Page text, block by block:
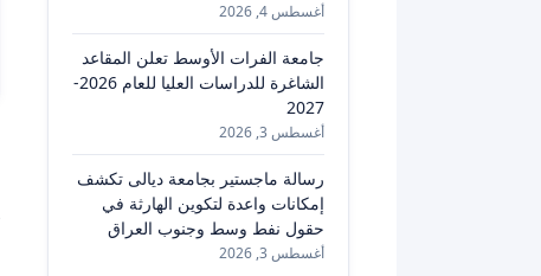
أغسطس 4, 2026
جامعة الفرات الأوسط تعلن المقاعد
الشاغرة للدراسات العليا للعام 2026-
2027
أغسطس 3, 2026
رسالة ماجستير بجامعة ديالى تكشف
إمكانات واعدة لتكوين الهارثة في
حقول نفط وسط وجنوب العراق
أغسطس 3, 2026